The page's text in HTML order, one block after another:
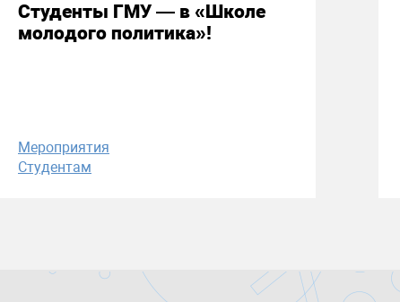
Студенты ГМУ — в «Школе
молодого политика»!
Мероприятия
Студентам